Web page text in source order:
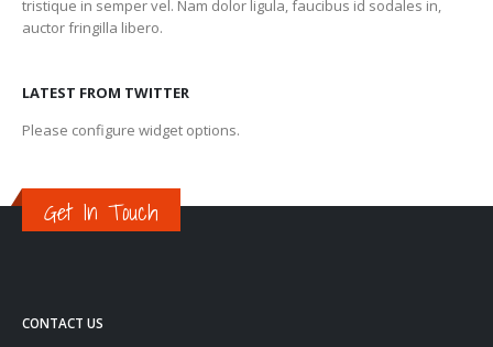
tristique in semper vel. Nam dolor ligula, faucibus id sodales in,
auctor fringilla libero.
LATEST FROM TWITTER
Please configure widget options.
Get In Touch
CONTACT US